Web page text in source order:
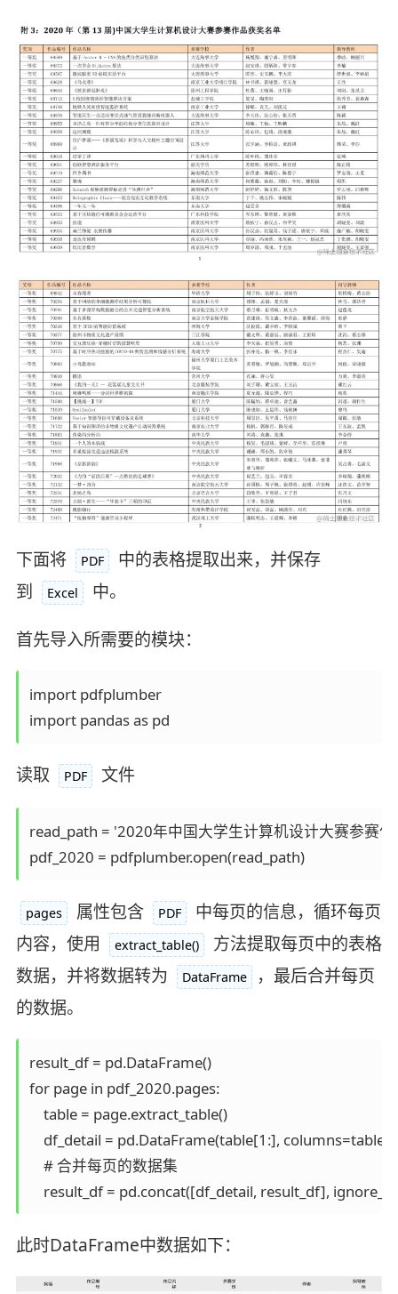
下面将 PDF
中的表格提取出来，并保存
到
Excel 中。
首先导入所需要的模块：
import pdfplumber
读取 PDF 文件
read_path = '2020年中国大学生计算机设计大赛参赛
pdf_2020 = pdfplumber.open(read_path)
pages 属性包含 PDF
中每页的信息，循环每页
内容，使用
extract_table()
方法提取每页中的表格
数据，并将数据转为
DataFrame
，最后合并每页
的数据。
result_df = pd.DataFrame()
for page in pdf_2020.pages:
    table = page.extract_table()
df_detail = pd.DataFrame(table[1:],
    # 合并每页的数据集
此时DataFrame中数据如下：